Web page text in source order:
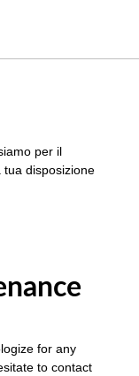
per il
tua disposizione
for any
to contact